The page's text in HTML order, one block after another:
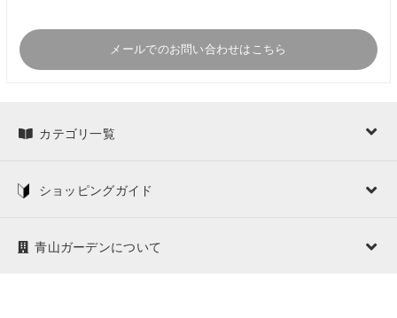
メールでのお問い合わせはこちら
カテゴリ一覧
ショッピングガイド
青山ガーデンについて